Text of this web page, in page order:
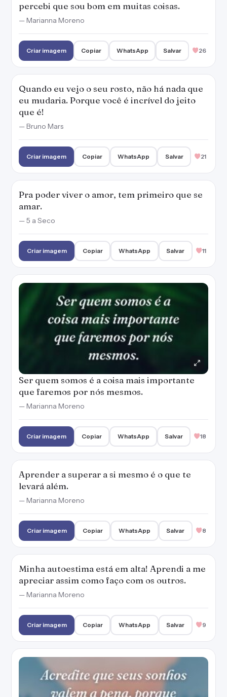
percebi que sou bom em muitas coisas.
— Marianna Moreno
Criar imagem Copiar WhatsApp Salvar 26
Quando eu vejo o seu rosto, não há nada que
eu mudaria. Porque você é incrível do jeito
que é!
— Bruno Mars
Criar imagem Copiar WhatsApp Salvar 21
Pra poder viver o amor, tem primeiro que se
amar.
— 5 a Seco
Criar imagem Copiar WhatsApp Salvar 11
Ser quem somos é a coisa mais importante
que faremos por nós mesmos.
— Marianna Moreno
Criar imagem Copiar WhatsApp Salvar 18
Aprender a superar a si mesmo é o que te
levará além.
— Marianna Moreno
Criar imagem Copiar WhatsApp Salvar 8
Minha autoestima está em alta! Aprendi a me
apreciar assim como faço com os outros.
— Marianna Moreno
Criar imagem Copiar WhatsApp Salvar 9